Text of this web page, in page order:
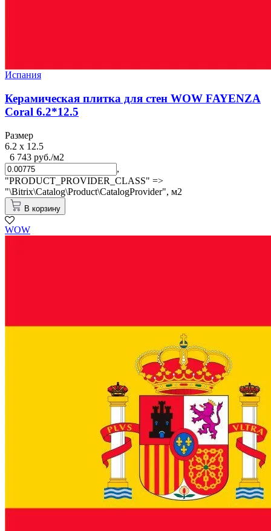
Испания
Керамическая плитка для стен WOW FAYENZA
Coral 6.2*12.5
Размер
6.2 x 12.5
6 743 руб./м2
,
"PRODUCT_PROVIDER_CLASS" =>
"\Bitrix\Catalog\Product\CatalogProvider", м2
В корзину
WOW